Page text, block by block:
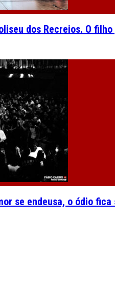
dos Recreios. O
se endeusa, o ódio fica